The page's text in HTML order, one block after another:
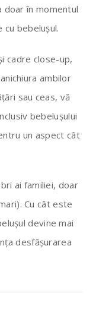
doar în momentul
bebelușul.
cadre close-up,
ambilor
sau ceas, vă
bebelușului
un aspect cât
ai familiei, doar
Cu cât este
devine mai
desfășurarea